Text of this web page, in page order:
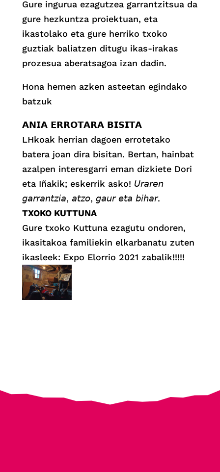
Gure ingurua ezagutzea garrantzitsua da
gure hezkuntza proiektuan, eta
ikastolako eta gure herriko txoko
guztiak baliatzen ditugu ikas-irakas
prozesua aberatsagoa izan dadin.
Hona hemen azken asteetan egindako
batzuk
𝗔𝗡𝗜𝗔 𝗘𝗥𝗥𝗢𝗧𝗔𝗥𝗔 𝗕𝗜𝗦𝗜𝗧𝗔
LHkoak herrian dagoen errotetako
batera joan dira bisitan. Bertan, hainbat
azalpen interesgarri eman dizkiete Dori
eta Iñakik; eskerrik asko! 𝘜𝘳𝘢𝘳𝘦𝘯
𝘨𝘢𝘳𝘳𝘢𝘯𝘵𝘻𝘪𝘢, 𝘢𝘵𝘻𝘰, 𝘨𝘢𝘶𝘳 𝘦𝘵𝘢 𝘣𝘪𝘩𝘢𝘳.
TXOKO KUTTUNA
Gure txoko Kuttuna ezagutu ondoren,
ikasitakoa familiekin elkarbanatu zuten
ikasleek: Expo Elorrio 2021 zabalik!!!!!